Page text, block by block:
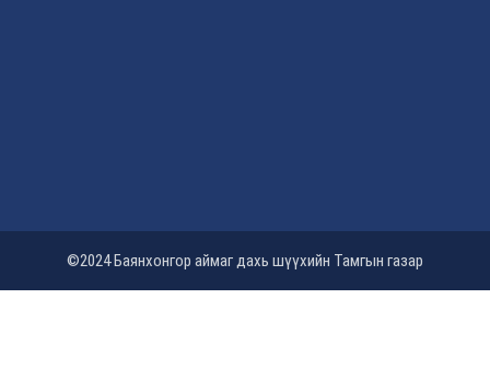
©2024 Баянхонгор аймаг дахь шүүхийн Тамгын газар